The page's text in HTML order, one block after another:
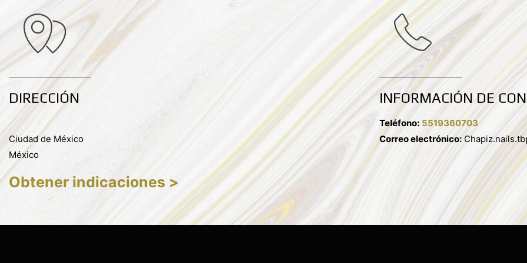
DIRECCIÓN
Ciudad de México
México
Obtener indicaciones >
INFORMACIÓN DE
Teléfono: 5519360703
Correo electrónico: